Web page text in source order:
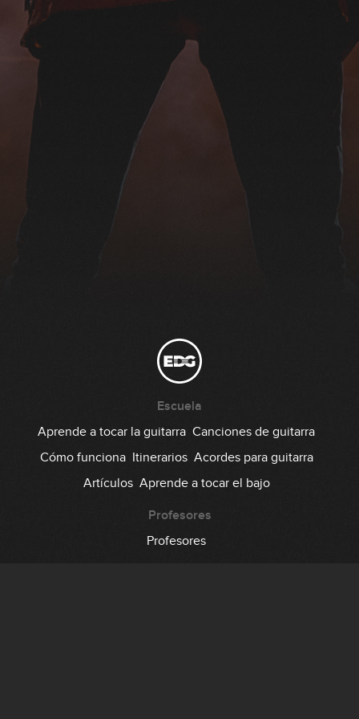
Escuela
Aprende a tocar la guitarra Canciones de guitarra
Cómo funciona Itinerarios Acordes para guitarra
Artículos Aprende a tocar el bajo
Profesores
Profesores